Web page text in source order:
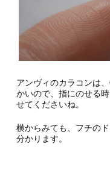
アンヴィのカラコンは
かいので、指にのせる
せてくださいね。
横からみても、フチの
分かります。